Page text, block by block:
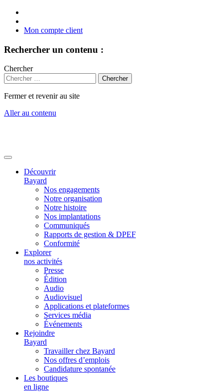
Mon compte client
Rechercher un contenu :
Chercher
Fermer et revenir au site
Aller au contenu
Découvrir
Bayard
Nos engagements
Notre organisation
Notre histoire
Nos implantations
Communiqués
Rapports de gestion & DPEF
Conformité
Explorer
nos activités
Presse
Édition
Audio
Audiovisuel
Applications et plateformes
Services média
Événements
Rejoindre
Bayard
Travailler chez Bayard
Nos offres d’emplois
Candidature spontanée
Les boutiques
en ligne